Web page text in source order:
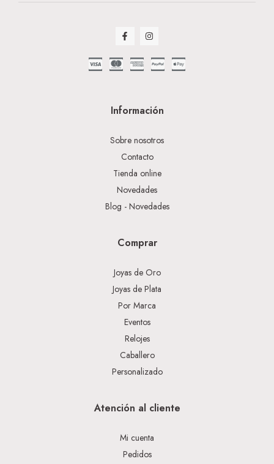
Información
Sobre nosotros
Contacto
Tienda online
Novedades
Blog - Novedades
Comprar
Joyas de Oro
Joyas de Plata
Por Marca
Eventos
Relojes
Caballero
Personalizado
Atención al cliente
Mi cuenta
Pedidos